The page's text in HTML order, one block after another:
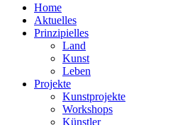
Home
Aktuelles
Prinzipielles
Land
Kunst
Leben
Projekte
Kunstprojekte
Workshops
Künstler